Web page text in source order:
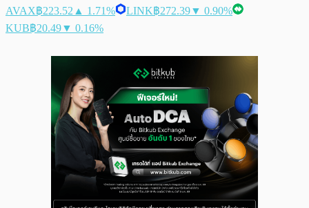
AVAX฿223.52 ▲ 1.71% LINK฿272.39▼ 0.90%
KUB฿20.49▼ 0.16%